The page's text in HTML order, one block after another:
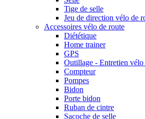
Tige de selle
Jeu de direction vélo de
Accessoires vélo de route
Diététique
Home trainer
GPS
Outillage - Entretien vélo
Compteur
Pompes
Bidon
Porte bidon
Ruban de cintre
Sacoche de selle